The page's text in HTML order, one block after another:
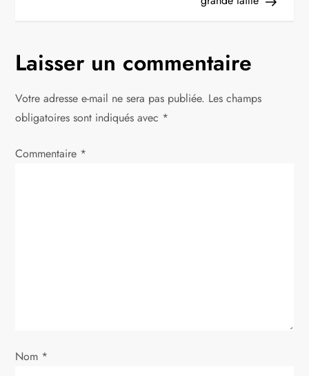
g
a
t
i
’
Laisser un commentaire
Votre adresse e-mail ne sera pas publiée. Les champs
obligatoires sont indiqués avec *
Commentaire *
Nom *